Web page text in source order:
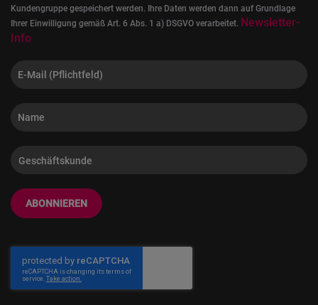
Kundengruppe gespeichert werden. Ihre Daten werden dann auf Grundlage
Ihrer Einwilligung gemäß Art. 6 Abs. 1 a) DSGVO verarbeitet. Newsletter-
Info
ABONNIEREN